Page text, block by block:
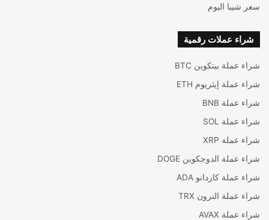
سعر شيبا اليوم
شراء عملات رقمية
شراء عملة بيتكوين BTC
شراء عملة إيثريوم ETH
شراء عملة BNB
شراء عملة SOL
شراء عملة XRP
شراء عملة الدوجكوين DOGE
شراء عملة كاردانو ADA
شراء عملة الترون TRX
شراء عملة AVAX